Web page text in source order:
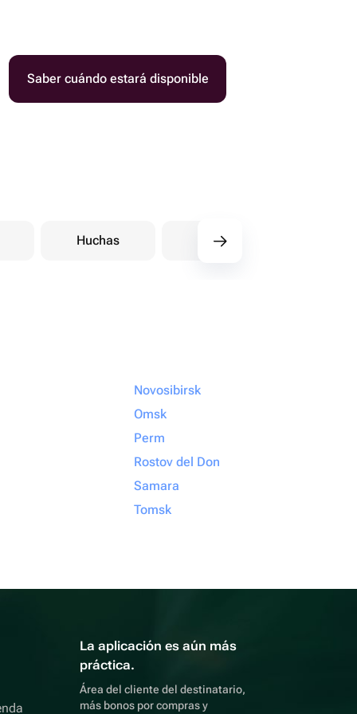
Saber cuándo estará disponible
Huchas Figuras
Novosibirsk
Omsk
Perm
Rostov del Don
Samara
Tomsk
La aplicación es aún más
práctica.
Área del cliente del destinatario,
más bonos por compras y